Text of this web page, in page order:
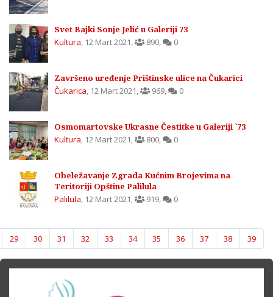
Svet Bajki Sonje Jelić u Galeriji 73
Kultura, 12 Mart 2021, 890, 0
Završeno uređenje Prištinske ulice na Čukarici
Čukarica, 12 Mart 2021, 969, 0
Osmomartovske Ukrasne Čestitke u Galeriji `73
Kultura, 12 Mart 2021, 800, 0
Obeležavanje Zgrada Kućnim Brojevima na
Teritoriji Opštine Palilula
Palilula, 12 Mart 2021, 919, 0
29 30 31 32 33 34 35 36 37 38 39